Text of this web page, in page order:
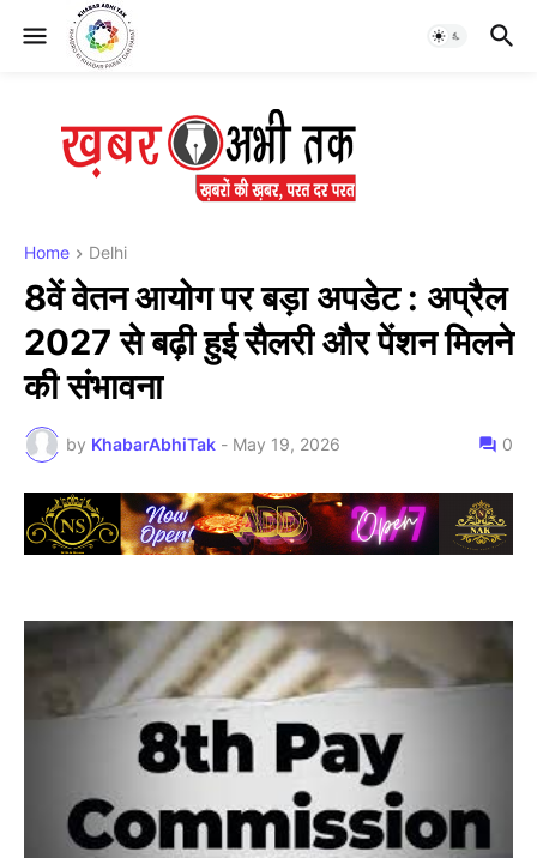
Home Delhi
8वें वेतन आयोग पर बड़ा अपडेट : अप्रैल
2027 से बढ़ी हुई सैलरी और पेंशन मिलने
की संभावना
by KhabarAbhiTak - May 19, 2026 0